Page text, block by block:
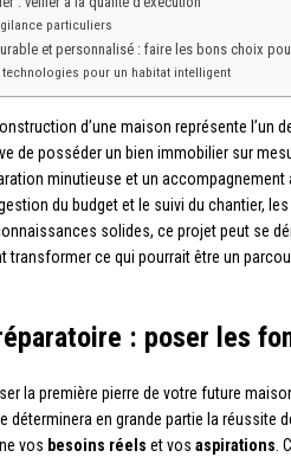
particuliers
et personnalisé : faire les bons choix
technologies pour un habitat intelligent
d’une maison représente l’un
de posséder un bien immobilier sur
minutieuse et un
du budget et le suivi du chantier,
solides, ce projet peut se
transformer ce qui pourrait être un
: poser les
la première pierre de votre future
déterminera en grande partie la réussite
vos besoins réels et vos aspirations .